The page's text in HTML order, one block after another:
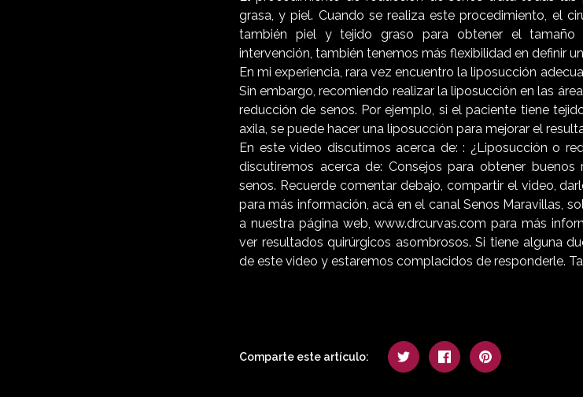
grasa, y piel. Cuando se realiza este procedimiento, el
también piel y tejido graso para obtener el tamaño
intervención, también tenemos más flexibilidad en definir
En mi experiencia, rara vez encuentro la liposucción
Sin embargo, recomiendo realizar la liposucción en las
reducción de senos. Por ejemplo, si el paciente tiene
axila, se puede hacer una liposucción para mejorar el
En este video discutimos acerca de: : ¿Liposucción o
discutiremos acerca de: Consejos para obtener
senos. Recuerde comentar debajo, compartir el video,
para más información, acá en el canal Senos Maravillas,
a nuestra página web, www.drcurvas.com para más
ver resultados quirúrgicos asombrosos. Si tiene alguna
de este video y estaremos complacidos de responderle.
Comparte este artículo: